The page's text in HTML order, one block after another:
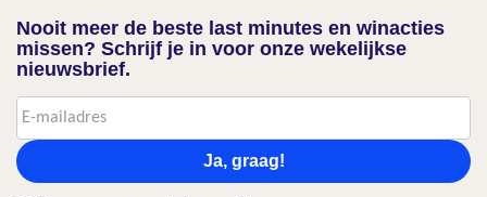
Nooit meer de beste last minutes en winacties
missen? Schrijf je in voor onze wekelijkse
nieuwsbrief.
Ja, graag!